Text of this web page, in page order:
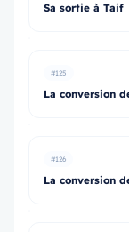
Sa sortie à Taif
#125
La conversion
#126
La conversion